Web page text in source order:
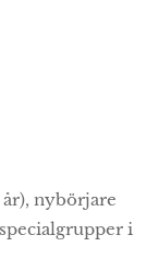
nybörjare
i